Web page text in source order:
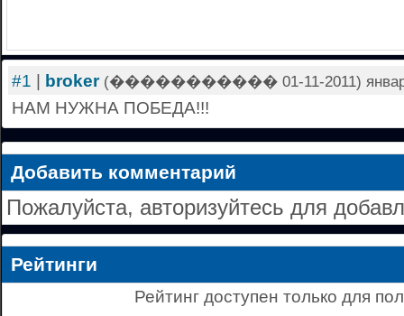
#1 broker (����������� 01-11-2011) января
НАМ НУЖНА ПОБЕДА!!!
Добавить комментарий
Пожалуйста, авторизуйтесь для
Рейтинги
Рейтинг доступен только для